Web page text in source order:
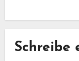
Schreibe